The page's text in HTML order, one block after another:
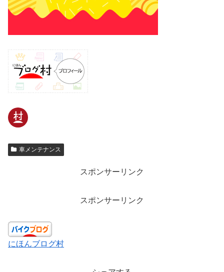
車メンテナンス
スポンサーリンク
スポンサーリンク
にほんブログ村